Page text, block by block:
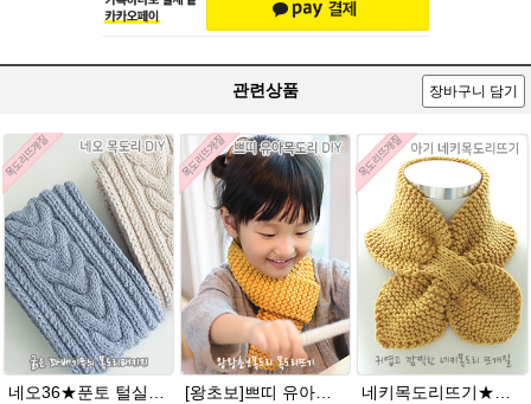
관련상품 장바구니 담기
네오36★푼토 털실 목도리뜨개질 손뜨개
[왕초보]쁘띠 유아목도리뜨기★발렌타인울 목도리 뜨개질
네키목도리뜨기★그레이스메리노울 미니목도리뜨기